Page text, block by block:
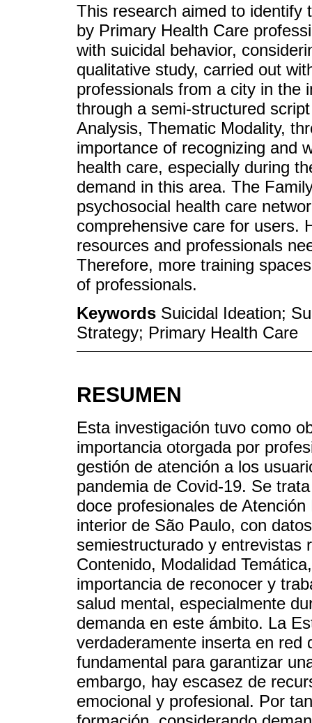
This research aimed to identify
by Primary Health Care
with suicidal behavior,
qualitative study, carried out
professionals from a city in the
through a semi-structured
Analysis, Thematic Modality,
importance of recognizing and
health care, especially during
demand in this area. The
psychosocial health care
comprehensive care for users.
resources and professionals
Therefore, more training
of professionals.
Keywords Suicidal Ideation;
Strategy; Primary Health Care
RESUMEN
Esta investigación tuvo como
importancia otorgada por
gestión de atención a los
pandemia de Covid-19. Se
doce profesionales de
interior de São Paulo, con
semiestructurado y entrevistas
Contenido, Modalidad
importancia de reconocer y
salud mental, especialmente
demanda en este ámbito. La
verdaderamente inserta en red
fundamental para garantizar
embargo, hay escasez de
emocional y profesional. Por